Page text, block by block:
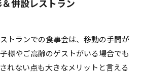
併設レストラン
トランでの食事会は、移動の手間が
様やご高齢のゲストがいる場合でも
れない点も大きなメリットと言える